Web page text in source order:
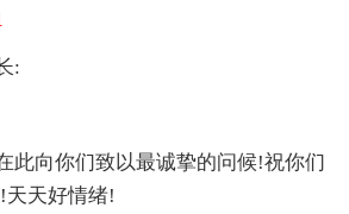
:
此向你们致以最诚挚的问候!祝你们
天好情绪!